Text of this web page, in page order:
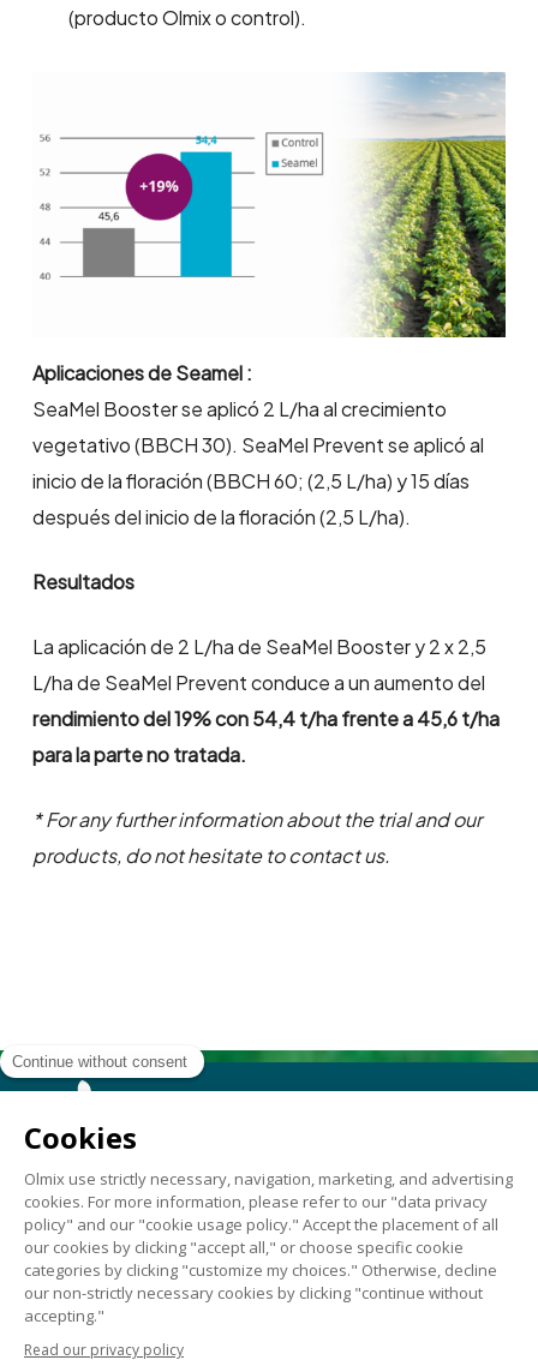
(producto Olmix o control).
Aplicaciones de Seamel :
SeaMel Booster se aplicó 2 L/ha al crecimiento
vegetativo (BBCH 30). SeaMel Prevent se aplicó al
inicio de la floración (BBCH 60; (2,5 L/ha) y 15 días
después del inicio de la floración (2,5 L/ha).
Resultados
La aplicación de 2 L/ha de SeaMel Booster y 2 x 2,5
L/ha de SeaMel Prevent conduce a un aumento del
rendimiento del 19% con 54,4 t/ha frente a 45,6 t/ha
para la parte no tratada.
* For any further information about the trial and our
products, do not hesitate to contact us.